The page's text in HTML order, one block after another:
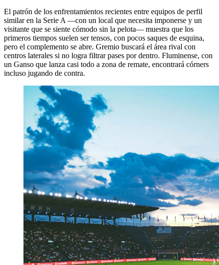
El patrón de los enfrentamientos recientes entre equipos de perfil
similar en la Serie A —con un local que necesita imponerse y un
visitante que se siente cómodo sin la pelota— muestra que los
primeros tiempos suelen ser tensos, con pocos saques de esquina,
pero el complemento se abre. Gremio buscará el área rival con
centros laterales si no logra filtrar pases por dentro. Fluminense, con
un Ganso que lanza casi todo a zona de remate, encontrará córners
incluso jugando de contra.